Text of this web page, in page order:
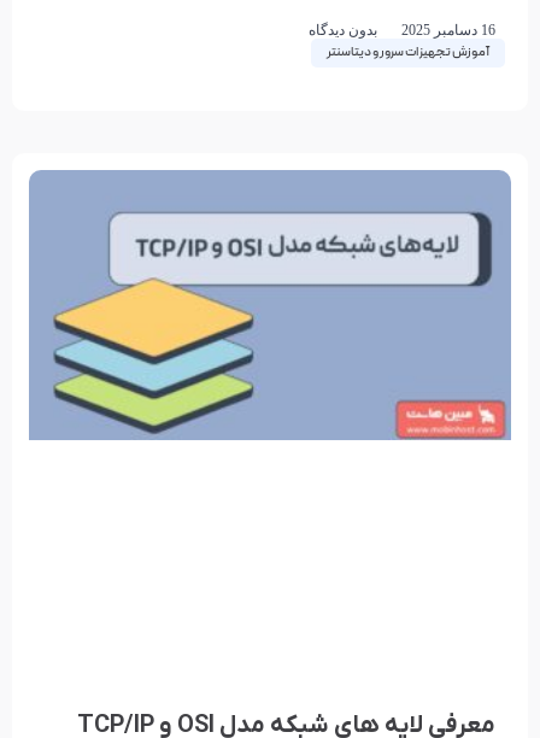
آموزش تجهیزات سرور و دیتاسنتر
16 دسامبر 2025 بدون دیدگاه
معرفی لایه های شبکه مدل OSI و TCP/IP